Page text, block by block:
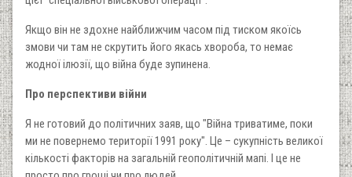
Якщо він не здохне найближчим часом під тиском якоїсь
змови чи там не скрутить його якась хвороба, то немає
жодної ілюзії, що війна буде зупинена.
Про перспективи війни
Я не готовий до політичних заяв, що "Війна триватиме, поки
ми не повернемо території 1991 року". Це – сукупність великої
кількості факторів на загальній геополітичній мапі. І це не